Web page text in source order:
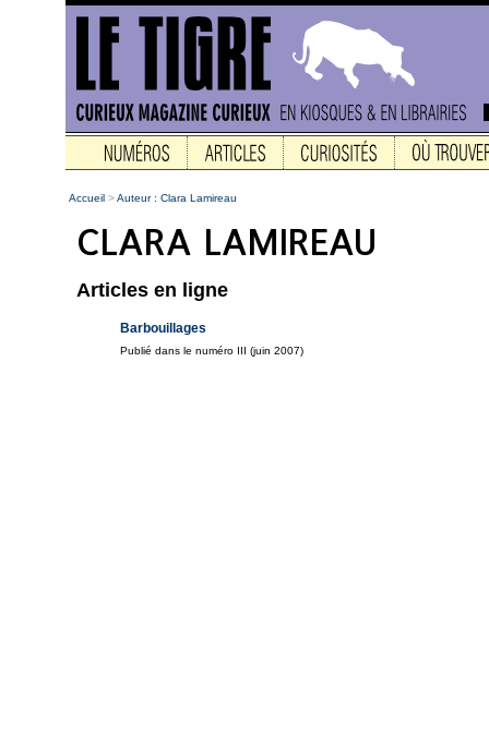
Accueil >Auteur : Clara Lamireau
Articles en ligne
Barbouillages
Publié dans le numéro III (juin 2007)